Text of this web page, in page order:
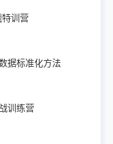
训营
据标准化方法
训练营